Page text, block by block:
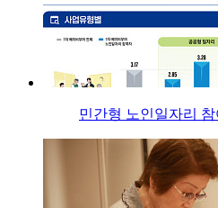
민간형 노인일자리 참